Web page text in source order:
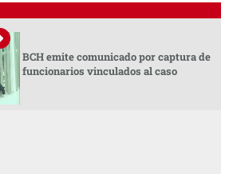
BCH emite comunicado por captura de
funcionarios vinculados al caso